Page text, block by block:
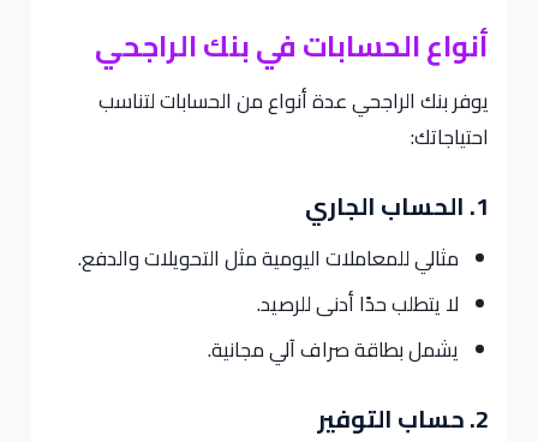
أنواع الحسابات في بنك الراجحي
يوفر بنك الراجحي عدة أنواع من الحسابات لتناسب
احتياجاتك:
1. الحساب الجاري
مثالي للمعاملات اليومية مثل التحويلات والدفع.
لا يتطلب حدًا أدنى للرصيد.
يشمل بطاقة صراف آلي مجانية.
2. حساب التوفير